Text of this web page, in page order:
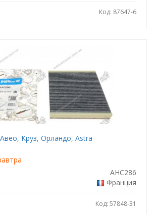
Код: 87647-6
Круз, Орландо, Astra
AHC286
Франция
Код: 57848-31